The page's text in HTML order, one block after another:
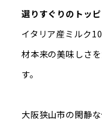
選りすぐりのトッ
イタリア産ミルク
材本来の美味しさ
す。
大阪狭山市の閑静